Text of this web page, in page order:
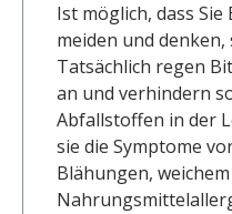
Ist möglich, dass
meiden und
Tatsächlich regen
an und verhindern
Abfallstoffen in der
sie die Symptome
Blähungen,